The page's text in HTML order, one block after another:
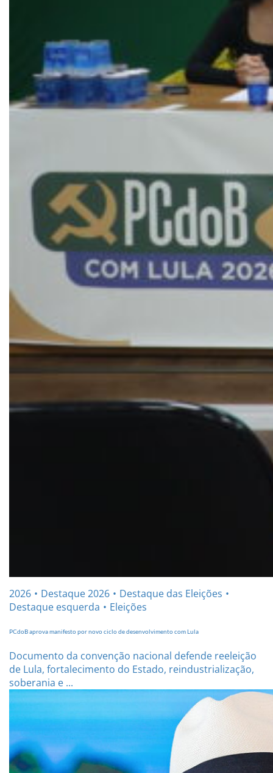
2026 Destaque 2026
Destaque das Eleições
Destaque esquerda
Eleições
PCdoB aprova manifesto por novo ciclo de desenvolvimento com Lula
Documento da convenção nacional defende reeleição
de Lula, fortalecimento do Estado, reindustrialização,
soberania e ...